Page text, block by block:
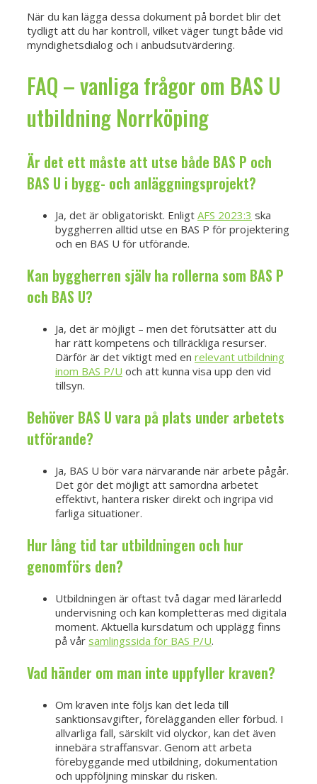
När du kan lägga dessa dokument på bordet blir det
tydligt att du har kontroll, vilket väger tungt både vid
myndighetsdialog och i anbudsutvärdering.
FAQ – vanliga frågor om BAS U
utbildning Norrköping
Är det ett måste att utse både BAS P och
BAS U i bygg- och anläggningsprojekt?
Ja, det är obligatoriskt. Enligt AFS 2023:3 ska
byggherren alltid utse en BAS P för projektering
och en BAS U för utförande.
Kan byggherren själv ha rollerna som BAS P
och BAS U?
Ja, det är möjligt – men det förutsätter att du
har rätt kompetens och tillräckliga resurser.
Därför är det viktigt med en relevant utbildning
inom BAS P/U och att kunna visa upp den vid
tillsyn.
Behöver BAS U vara på plats under arbetets
utförande?
Ja, BAS U bör vara närvarande när arbete pågår.
Det gör det möjligt att samordna arbetet
effektivt, hantera risker direkt och ingripa vid
farliga situationer.
Hur lång tid tar utbildningen och hur
genomförs den?
Utbildningen är oftast två dagar med lärarledd
undervisning och kan kompletteras med digitala
moment. Aktuella kursdatum och upplägg finns
på vår samlingssida för BAS P/U.
Vad händer om man inte uppfyller kraven?
Om kraven inte följs kan det leda till
sanktionsavgifter, förelägganden eller förbud. I
allvarliga fall, särskilt vid olyckor, kan det även
innebära straffansvar. Genom att arbeta
förebyggande med utbildning, dokumentation
och uppföljning minskar du risken.